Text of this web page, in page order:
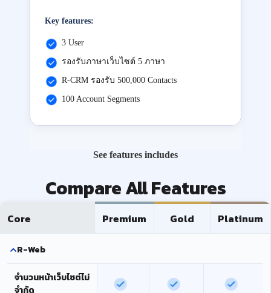
Key features:
3 User
รองรับภาษาเว็บไซต์ 5 ภาษา
R-CRM รองรับ 500,000 Contacts
100 Account Segments
See features includes
Compare All Features
Core Premium Gold Platinum
R-Web
จำนวนหน้าเว็บไซต์ไม่